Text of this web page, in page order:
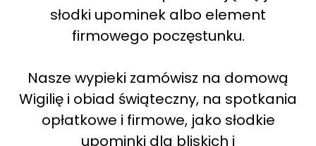
słodki upominek albo element
firmowego poczęstunku.
Nasze wypieki zamówisz na domową
Wigilię i obiad świąteczny, na spotkania
opłatkowe i firmowe, jako słodkie
upominki dla bliskich i